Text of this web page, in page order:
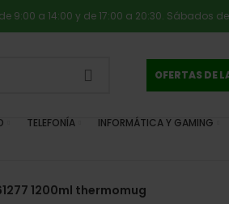
9:00 a 14:00 y de 17:00 a 20:30. Sábados
OFERTAS DE
TELEFONÍA INFORMÁTICA Y GAMING
1200ml thermomug